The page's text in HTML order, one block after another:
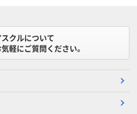
スクルについて
軽にご質問ください。